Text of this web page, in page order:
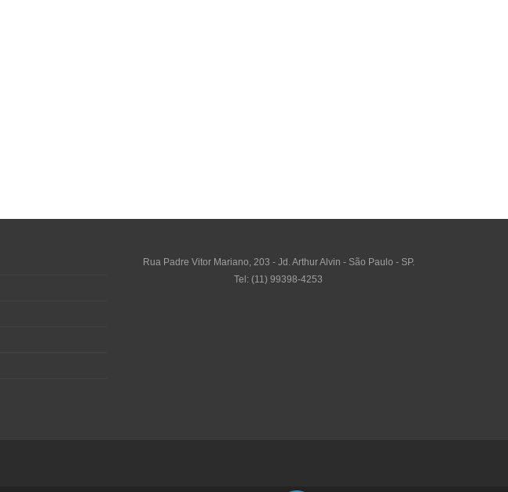
Rua Padre Vitor Mariano, 203 - Jd. Arthur Alvin - São Paulo - SP.
Tel: (11) 99398-4253